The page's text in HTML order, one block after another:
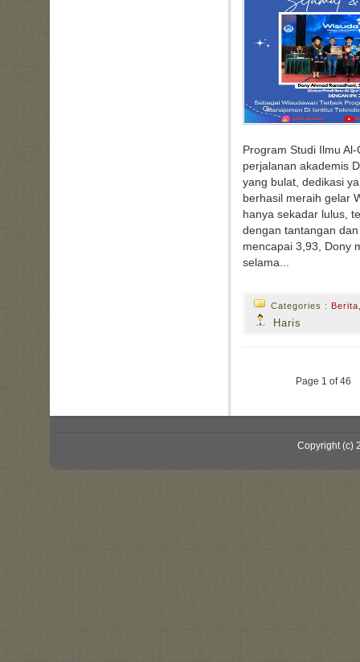
Program Studi Ilmu
perjalanan akademis
yang bulat, dedikasi
berhasil meraih gelar
hanya sekadar lulus,
dengan tantangan
mencapai 3,93, Dony
selama...
Categories : Berita
Haris
Page 1 of 46
Copyright (c)